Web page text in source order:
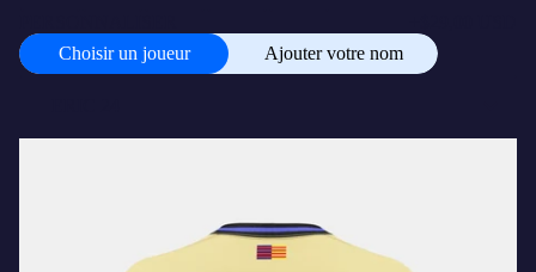
Choisir un joueur
Ajouter votre nom